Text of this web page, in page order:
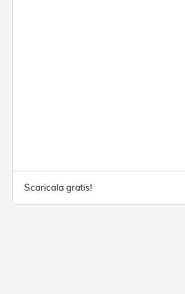
Scaricala gratis!